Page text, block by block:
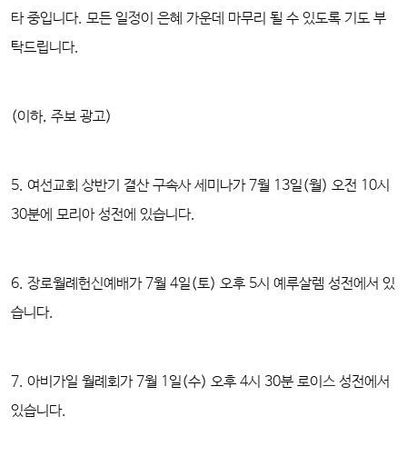
타 중입니다. 모든 일정이 은혜 가운데 마무리 될 수 있도록 기도 부
탁드립니다.
(이하, 주보 광고)
5. 여선교회 상반기 결산 구속사 세미나가 7월 13일(월) 오전 10시
30분에 모리아 성전에 있습니다.
6. 장로월례헌신예배가 7월 4일(토) 오후 5시 예루살렘 성전에서 있
습니다.
7. 아비가일 월례회가 7월 1일(수) 오후 4시 30분 로이스 성전에서
있습니다.